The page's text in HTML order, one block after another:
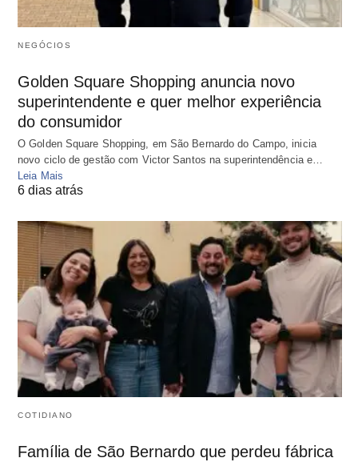
NEGÓCIOS
Golden Square Shopping anuncia novo
superintendente e quer melhor experiência
do consumidor
O Golden Square Shopping, em São Bernardo do Campo, inicia
novo ciclo de gestão com Victor Santos na superintendência e…
Leia Mais
6 dias atrás
COTIDIANO
Família de São Bernardo que perdeu fábrica